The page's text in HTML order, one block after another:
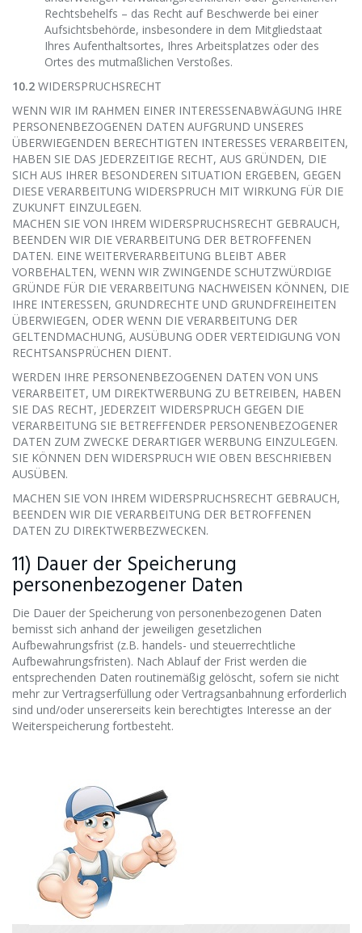
Rechtsbehelfs – das Recht auf Beschwerde bei einer
Aufsichtsbehörde, insbesondere in dem Mitgliedstaat
Ihres Aufenthaltsortes, Ihres Arbeitsplatzes oder des
Ortes des mutmaßlichen Verstoßes.
10.2 WIDERSPRUCHSRECHT
WENN WIR IM RAHMEN EINER INTERESSENABWÄGUNG IHRE
PERSONENBEZOGENEN DATEN AUFGRUND UNSERES
ÜBERWIEGENDEN BERECHTIGTEN INTERESSES VERARBEITEN,
HABEN SIE DAS JEDERZEITIGE RECHT, AUS GRÜNDEN, DIE
SICH AUS IHRER BESONDEREN SITUATION ERGEBEN, GEGEN
DIESE VERARBEITUNG WIDERSPRUCH MIT WIRKUNG FÜR DIE
ZUKUNFT EINZULEGEN.
MACHEN SIE VON IHREM WIDERSPRUCHSRECHT GEBRAUCH,
BEENDEN WIR DIE VERARBEITUNG DER BETROFFENEN
DATEN. EINE WEITERVERARBEITUNG BLEIBT ABER
VORBEHALTEN, WENN WIR ZWINGENDE SCHUTZWÜRDIGE
GRÜNDE FÜR DIE VERARBEITUNG NACHWEISEN KÖNNEN, DIE
IHRE INTERESSEN, GRUNDRECHTE UND GRUNDFREIHEITEN
ÜBERWIEGEN, ODER WENN DIE VERARBEITUNG DER
GELTENDMACHUNG, AUSÜBUNG ODER VERTEIDIGUNG VON
RECHTSANSPRÜCHEN DIENT.
WERDEN IHRE PERSONENBEZOGENEN DATEN VON UNS
VERARBEITET, UM DIREKTWERBUNG ZU BETREIBEN, HABEN
SIE DAS RECHT, JEDERZEIT WIDERSPRUCH GEGEN DIE
VERARBEITUNG SIE BETREFFENDER PERSONENBEZOGENER
DATEN ZUM ZWECKE DERARTIGER WERBUNG EINZULEGEN.
SIE KÖNNEN DEN WIDERSPRUCH WIE OBEN BESCHRIEBEN
AUSÜBEN.
MACHEN SIE VON IHREM WIDERSPRUCHSRECHT GEBRAUCH,
BEENDEN WIR DIE VERARBEITUNG DER BETROFFENEN
DATEN ZU DIREKTWERBEZWECKEN.
11) Dauer der Speicherung
personenbezogener Daten
Die Dauer der Speicherung von personenbezogenen Daten
bemisst sich anhand der jeweiligen gesetzlichen
Aufbewahrungsfrist (z.B. handels- und steuerrechtliche
Aufbewahrungsfristen). Nach Ablauf der Frist werden die
entsprechenden Daten routinemäßig gelöscht, sofern sie nicht
mehr zur Vertragserfüllung oder Vertragsanbahnung erforderlich
sind und/oder unsererseits kein berechtigtes Interesse an der
Weiterspeicherung fortbesteht.